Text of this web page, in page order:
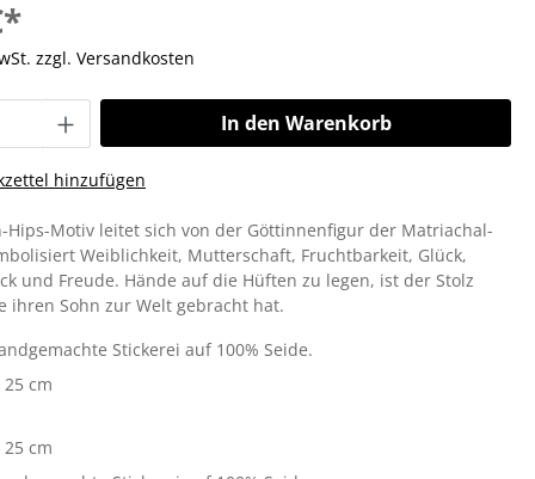
zzgl. Versandkosten
In den Warenkorb
hinzufügen
Hips-Motiv leitet sich von der Göttinnenfigur der Matriachal-
Weiblichkeit, Mutterschaft, Fruchtbarkeit, Glück,
und Freude. Hände auf die Hüften zu legen, ist der Stolz
ihren Sohn zur Welt gebracht hat.
Stickerei auf 100% Seide.
25 cm
25 cm